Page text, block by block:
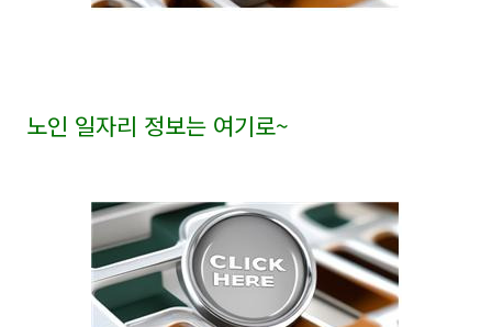
노인 일자리 정보는 여기로~